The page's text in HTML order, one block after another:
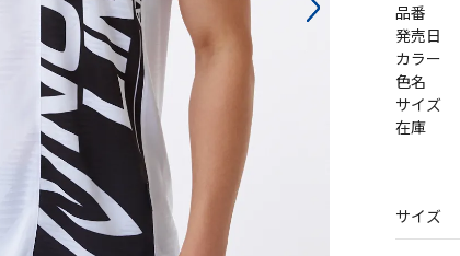
品番
発売日
サイズ
カラー
在庫
色名
サイズ